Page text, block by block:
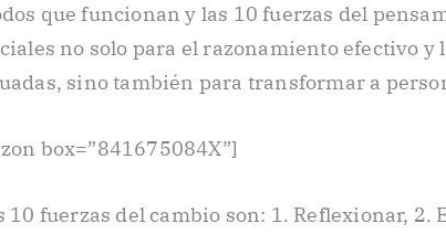
que funcionan y las 10 fuerzas del
no solo para el razonamiento efectivo y
sino también para transformar a
box=”841675084X”]
10 fuerzas del cambio son: 1. Reflexionar, 2.